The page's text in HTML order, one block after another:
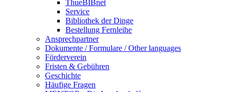
ThueBIBnet
Service
Bibliothek der Dinge
Bestellung Fernleihe
Ansprechpartner
Dokumente / Formulare / Other languages
Förderverein
Fristen & Gebühren
Geschichte
Häufige Fragen